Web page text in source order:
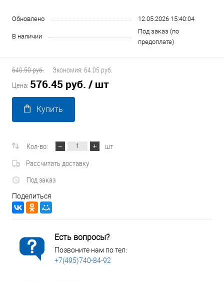
Обновлено 12.05.2026 15:40:04
В наличии
Под заказ (по
предоплате)
640.50 руб. Экономия: 64.05 руб.
Цена: 576.45 руб. / шт
Купить
Кол-во:
шт
Рассчитать доставку
Под заказ
Поделиться
Есть вопросы?
Позвоните нам по тел:
+7(495)740-84-92